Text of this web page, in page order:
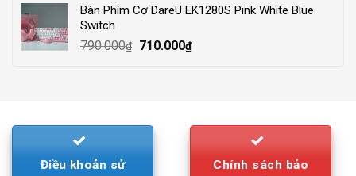
210.000₫.195.000₫.
Bàn Phím Cơ DareU EK1280S Pink White Blue
Switch
790.000₫
Original
710.000₫Current
Điều khoản sử
Chính sách bảo